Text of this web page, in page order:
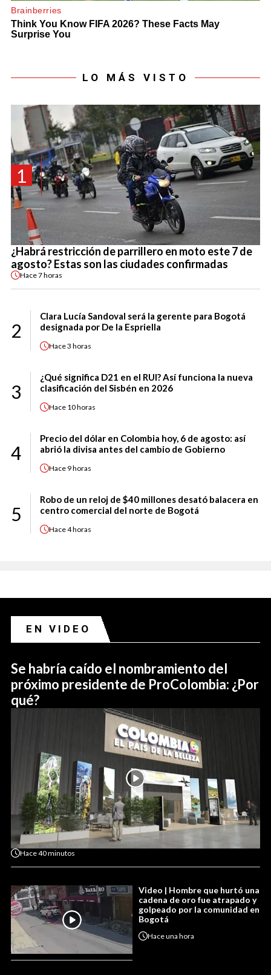
LO MÁS VISTO
1
¿Habrá restricción de parrillero en moto este 7 de
agosto? Estas son las ciudades confirmadas
Hace7 horas
2
Clara Lucía Sandoval será la gerente para Bogotá
designada por De la Espriella
Hace3 horas
3
¿Qué significa D21 en el RUI? Así funciona la nueva
clasificación del Sisbén en 2026
Hace 10 horas
4
Precio del dólar en Colombia hoy, 6 de agosto: así
abrió la divisa antes del cambio de Gobierno
Hace 9 horas
5
Robo de un reloj de $40 millones desató balacera en
centro comercial del norte de Bogotá
Hace4 horas
EN VIDEO
Se habría caído el nombramiento del
próximo presidente de ProColombia: ¿Por
qué?
Hace40 minutos
Video | Hombre que hurtó una
cadena de oro fue atrapado y
golpeado por la comunidad en
Bogotá
Haceuna hora